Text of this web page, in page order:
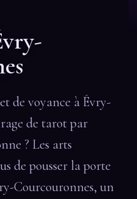
de voyance à Évry-
de tarot par
? Les arts
de pousser la porte
Courcouronnes, un